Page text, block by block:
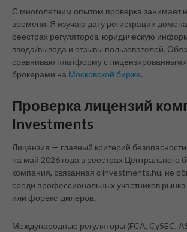
С многолетним опытом проверка занимает
времени. Я изучаю дату регистрации
реестрах регуляторов, юридическую
ввода/вывода и отзывы пользователей.
сравниваю платформу с
брокерами на Московской бирже.
Проверка лицензий
Investments
Лицензия — главный критерий
на май 2026 года в реестрах Центрального
компания, связанная с investments.hu, не
среди профессиональных участников
или форекс-дилеров.
Международные регуляторы (FCA, CySEC,